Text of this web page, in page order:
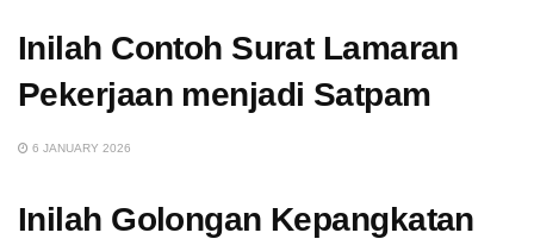
Inilah Contoh Surat Lamaran
Pekerjaan menjadi Satpam
6 JANUARY 2026
Inilah Golongan Kepangkatan